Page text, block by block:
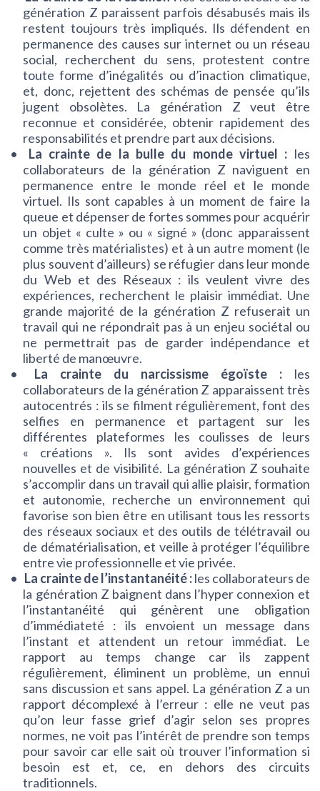
génération Z paraissent parfois désabusés mais ils
restent toujours très impliqués. Ils défendent en
permanence des causes sur internet ou un réseau
social, recherchent du sens, protestent contre
toute forme d’inégalités ou d’inaction climatique,
et, donc, rejettent des schémas de pensée qu’ils
jugent obsolètes. La génération Z veut être
reconnue et considérée, obtenir rapidement des
responsabilités et prendre part aux décisions.
La crainte de la bulle du monde virtuel : les
collaborateurs de la génération Z naviguent en
permanence entre le monde réel et le monde
virtuel. Ils sont capables à un moment de faire la
queue et dépenser de fortes sommes pour acquérir
un objet « culte » ou « signé » (donc apparaissent
comme très matérialistes) et à un autre moment (le
plus souvent d’ailleurs) se réfugier dans leur monde
du Web et des Réseaux : ils veulent vivre des
expériences, recherchent le plaisir immédiat. Une
grande majorité de la génération Z refuserait un
travail qui ne répondrait pas à un enjeu sociétal ou
ne permettrait pas de garder indépendance et
liberté de manœuvre.
La crainte du narcissisme égoïste :les
collaborateurs de la génération Z apparaissent très
autocentrés : ils se filment régulièrement, font des
selfies en permanence et partagent sur les
différentes plateformes les coulisses de leurs
« créations ». Ils sont avides d’expériences
nouvelles et de visibilité. La génération Z souhaite
s’accomplir dans un travail qui allie plaisir, formation
et autonomie, recherche un environnement qui
favorise son bien être en utilisant tous les ressorts
des réseaux sociaux et des outils de télétravail ou
de dématérialisation, et veille à protéger l’équilibre
entre vie professionnelle et vie privée.
La crainte de l’instantanéité :les collaborateurs de
la génération Z baignent dans l’hyper connexion et
l’instantanéité qui génèrent une obligation
d’immédiateté : ils envoient un message dans
l’instant et attendent un retour immédiat. Le
rapport au temps change car ils zappent
régulièrement, éliminent un problème, un ennui
sans discussion et sans appel. La génération Z a un
rapport décomplexé à l’erreur : elle ne veut pas
qu’on leur fasse grief d’agir selon ses propres
normes, ne voit pas l’intérêt de prendre son temps
pour savoir car elle sait où trouver l’information si
besoin est et, ce, en dehors des circuits
traditionnels.